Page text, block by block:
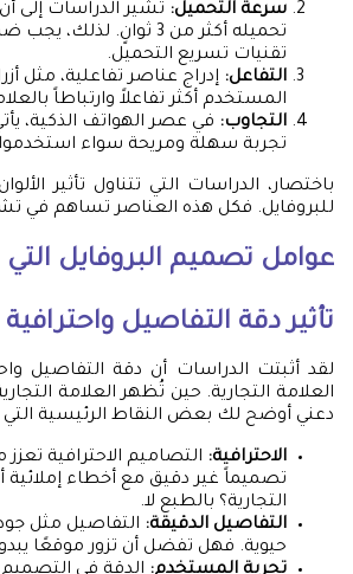
سرعة التحميل: تشير الدراسات إلى
تحميله أكثر من 3
تقنيات تسريع التحميل.
التفاعل: إدراج عناصر تفاعلية، مثل
المستخدم أكثر تفاعلاً وارتباطاً
التجاوب: في عصر الهواتف الذكية،
تجربة سهلة ومريحة سواء استخدموا
باختصار، الدراسات التي تتناول تأثير
للبروفايل. فكل هذه العناصر تساهم في
عوامل تصميم البروفايل التي
تأثير دقة التفاصيل واحترافية
لقد أثبتت الدراسات أن دقة التفاصيل
العلامة التجارية. حين تُظهر العلامة
دعني أوضح لك بعض النقاط الرئيسية
الاحترافية: التصاميم الاحترافية
تصميماً غير دقيق مع أخطاء
التجارية؟ بالطبع لا.
التفاصيل الدقيقة: التفاصيل مثل
حيوية. فهل تفضل أن تزور موقعًا